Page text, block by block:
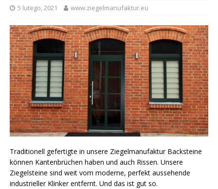
5 lutego, 2021 www.ziegelmanufaktur.eu
Traditionell gefertigte in unsere Ziegelmanufaktur Backsteine
können Kantenbrüchen haben und auch Rissen. Unsere
Ziegelsteine sind weit vom moderne, perfekt aussehende
industrieller Klinker entfernt. Und das ist gut so.